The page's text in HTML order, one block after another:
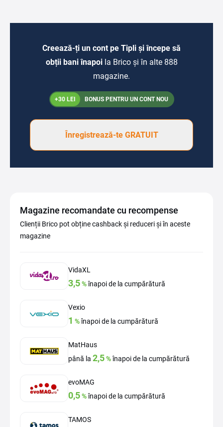
Creează-ți un cont pe Tipli și începe să
obții bani înapoi la Brico și în alte 888
magazine.
+30 LEI BONUS PENTRU UN CONT NOU
Înregistrează-te GRATUIT
Magazine recomandate cu recompense
Clienții Brico pot obține cashback și reduceri și în aceste
magazine
VidaXL
3,5%înapoi de la cumpărătură
Vexio
1 %înapoi de la cumpărătură
MatHaus
până la 2,5%înapoi de la cumpărătură
evoMAG
0,5%înapoi de la cumpărătură
TAMOS